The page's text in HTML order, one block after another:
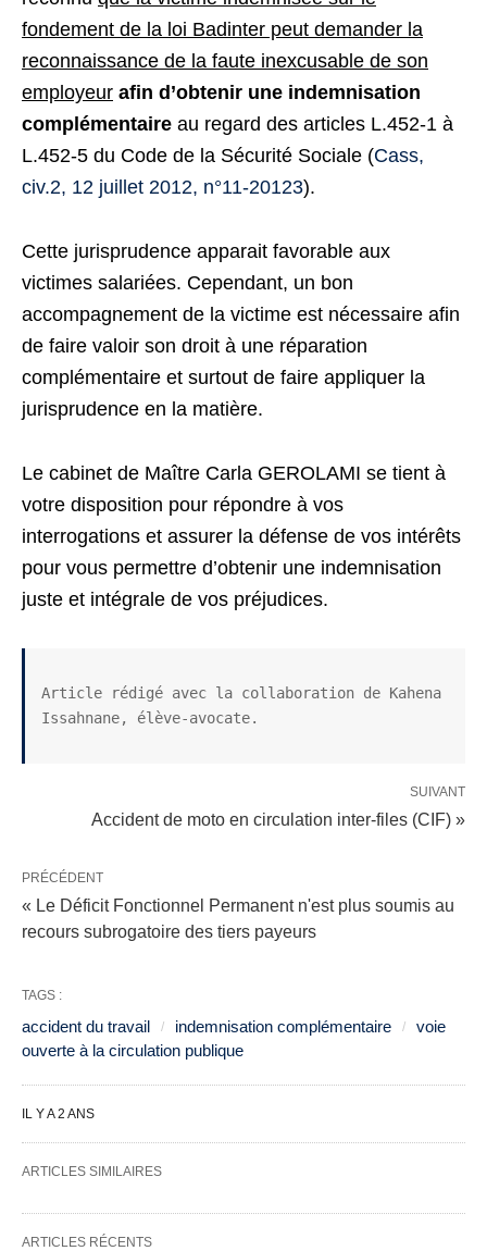
fondement de la loi Badinter peut demander la
reconnaissance de la faute inexcusable de son
employeur afin d’obtenir une indemnisation
complémentaire au regard des articles L.452-1 à
L.452-5 du Code de la Sécurité Sociale (Cass,
civ.2, 12 juillet 2012, n°11-20123).
Cette jurisprudence apparait favorable aux
victimes salariées. Cependant, un bon
accompagnement de la victime est nécessaire afin
de faire valoir son droit à une réparation
complémentaire et surtout de faire appliquer la
jurisprudence en la matière.
Le cabinet de Maître Carla GEROLAMI se tient à
votre disposition pour répondre à vos
interrogations et assurer la défense de vos intérêts
pour vous permettre d’obtenir une indemnisation
juste et intégrale de vos préjudices.
Article rédigé avec la collaboration de Kahena
Issahnane, élève-avocate.
SUIVANT
Accident de moto en circulation inter-files (CIF) »
PRÉCÉDENT
« Le Déficit Fonctionnel Permanent n'est plus soumis au
recours subrogatoire des tiers payeurs
TAGS :
accident du travail indemnisation complémentaire
voie
ouverte à la circulation publique
IL Y A 2 ANS
ARTICLES SIMILAIRES
ARTICLES RÉCENTS